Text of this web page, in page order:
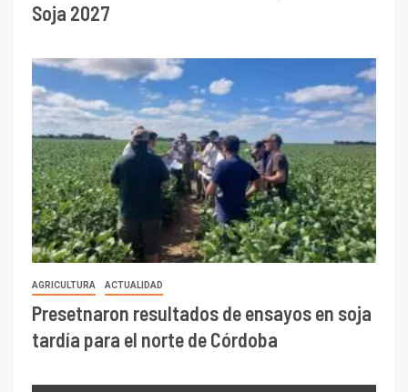
Soja 2027
AGRICULTURA ACTUALIDAD
Presetnaron resultados de ensayos en soja
tardía para el norte de Córdoba